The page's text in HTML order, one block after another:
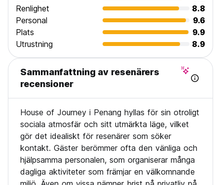
Renlighet
8.8
Personal
9.6
Plats
9.9
Utrustning
8.9
Sammanfattning av resenärers
recensioner
House of Journey i Penang hyllas för sin otroligt
sociala atmosfär och sitt utmärkta läge, vilket
gör det idealiskt för resenärer som söker
kontakt. Gäster berömmer ofta den vänliga och
hjälpsamma personalen, som organiserar många
dagliga aktiviteter som främjar en välkomnande